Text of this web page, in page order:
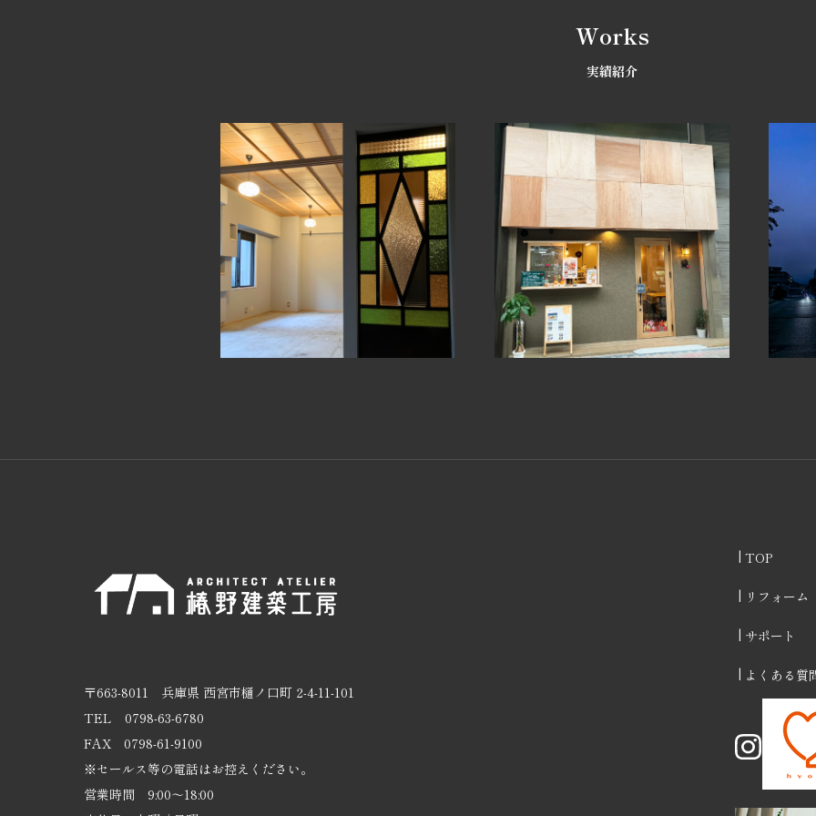
Works
実績紹介
〒663-8011 兵庫県 西宮市樋ノ口町 2-4-11-101
TEL 0798-63-6780
FAX 0798-61-9100
※セールス等の電話はお控えください。
営業時間 9:00～18:00
TOP
リフォーム
サポート
よくある質